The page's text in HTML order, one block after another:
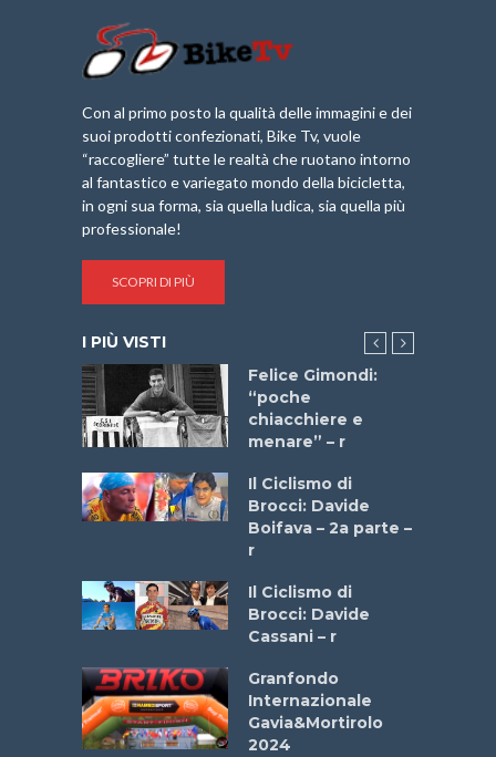
Con al primo posto la qualità delle immagini e dei
suoi prodotti confezionati, Bike Tv, vuole
“raccogliere” tutte le realtà che ruotano intorno
al fantastico e variegato mondo della bicicletta,
in ogni sua forma, sia quella ludica, sia quella più
professionale!
SCOPRI DI PIÙ
I PIÙ VISTI
Felice Gimondi:
“poche
chiacchiere e
menare” – r
Il Ciclismo di
Brocci: Davide
Boifava – 2a parte –
r
Il Ciclismo di
Brocci: Davide
Cassani – r
Granfondo
Internazionale
Gavia&Mortirolo
2024